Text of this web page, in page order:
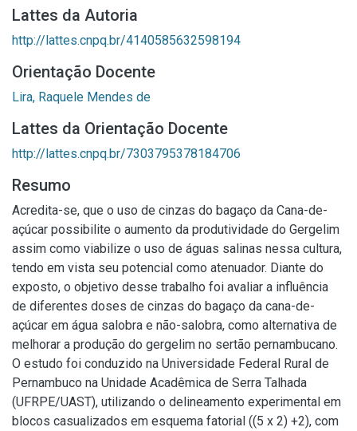
Lattes da Autoria
http://lattes.cnpq.br/4140585632598194
Orientação Docente
Lira, Raquele Mendes de
Lattes da Orientação Docente
http://lattes.cnpq.br/7303795378184706
Resumo
Acredita-se, que o uso de cinzas do bagaço da Cana-de-
açúcar possibilite o aumento da produtividade do Gergelim
assim como viabilize o uso de águas salinas nessa cultura,
tendo em vista seu potencial como atenuador. Diante do
exposto, o objetivo desse trabalho foi avaliar a influência
de diferentes doses de cinzas do bagaço da cana-de-
açúcar em água salobra e não-salobra, como alternativa de
melhorar a produção do gergelim no sertão pernambucano.
O estudo foi conduzido na Universidade Federal Rural de
Pernambuco na Unidade Acadêmica de Serra Talhada
(UFRPE/UAST), utilizando o delineamento experimental em
blocos casualizados em esquema fatorial ((5 x 2) +2), com